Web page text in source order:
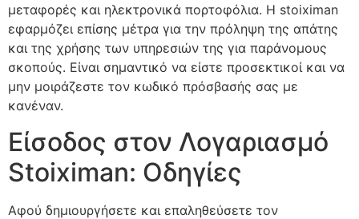
μεταφορές και ηλεκτρονικά πορτοφόλια. Η stoiximan
εφαρμόζει επίσης μέτρα για την πρόληψη της απάτης
και της χρήσης των υπηρεσιών της για παράνομους
σκοπούς. Είναι σημαντικό να είστε προσεκτικοί και να
μην μοιράζεστε τον κωδικό πρόσβασής σας με
κανέναν.
Είσοδος στον Λογαριασμό
Stoiximan: Οδηγίες
Αφού δημιουργήσετε και επαληθεύσετε τον